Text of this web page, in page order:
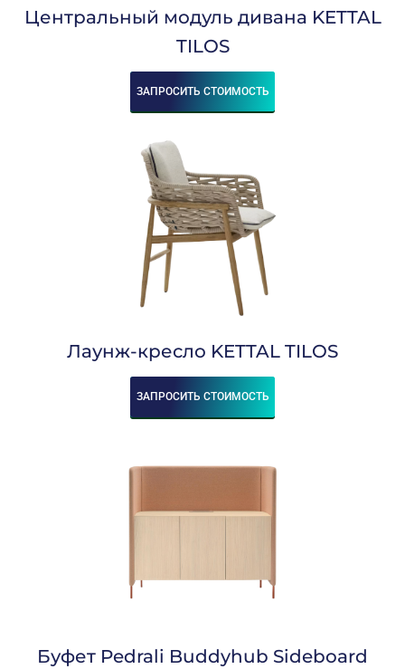
Центральный модуль дивана KETTAL
TILOS
ЗАПРОСИТЬ СТОИМОСТЬ
Лаунж-кресло KETTAL TILOS
ЗАПРОСИТЬ СТОИМОСТЬ
Буфет Pedrali Buddyhub Sideboard